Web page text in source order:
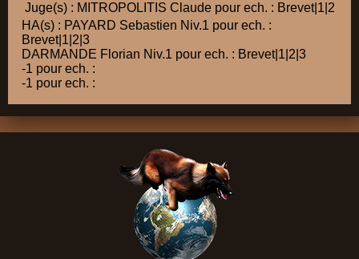
Juge(s) : MITROPOLITIS Claude pour ech. : Brevet|1|2
HA(s) : PAYARD Sebastien Niv.1 pour ech. :
Brevet|1|2|3
DARMANDE Florian Niv.1 pour ech. : Brevet|1|2|3
-1 pour ech. :
-1 pour ech. :